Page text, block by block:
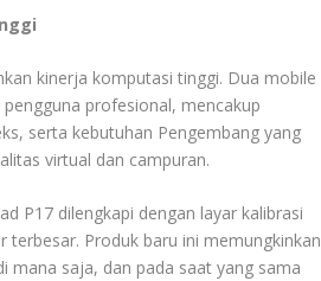
kinerja komputasi tinggi. Dua mobile
profesional, mencakup
serta kebutuhan Pengembang yang
virtual dan campuran.
P17 dilengkapi dengan layar kalibrasi
Produk baru ini memungkinkan
mana saja, dan pada saat yang sama